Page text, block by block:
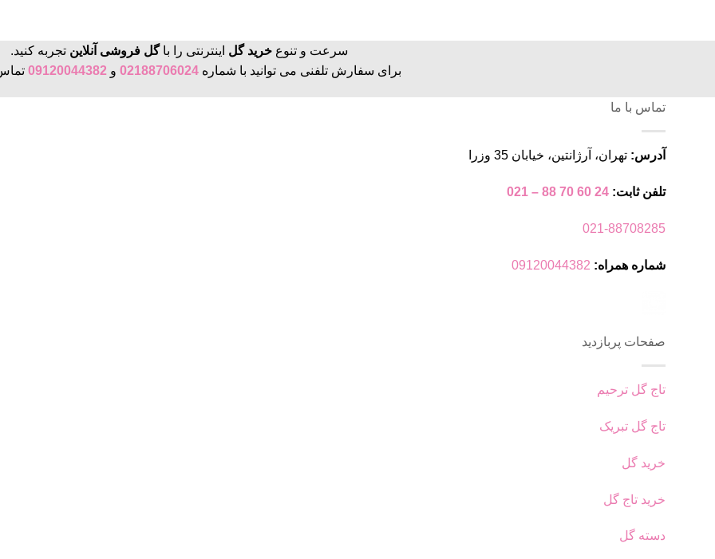
سرعت و تنوعخرید گل اینترنتی را باگل فروشی آنلاین تجربه کنید.
برای سفارش تلفنی می توانید با شماره02188706024 و09120044382
تماس با ما
آدرس: تهران، آرژانتین، خیابان 35 وزرا
تلفن ثابت: 24 60 70 88 – 021
021-88708285
شماره همراه: 09120044382
صفحات پربازدید
تاج گل ترحیم
تاج گل تبریک
خرید گل
خرید تاج گل
دسته گل